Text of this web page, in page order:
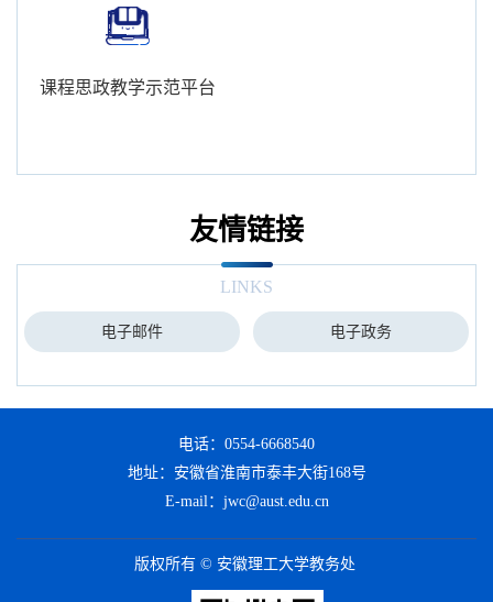
课程思政教学示范平台
友情链接
LINKS
电子邮件 电子政务
电话：0554-6668540
地址：安徽省淮南市泰丰大街168号
E-mail：jwc@aust.edu.cn
版权所有 © 安徽理工大学教务处